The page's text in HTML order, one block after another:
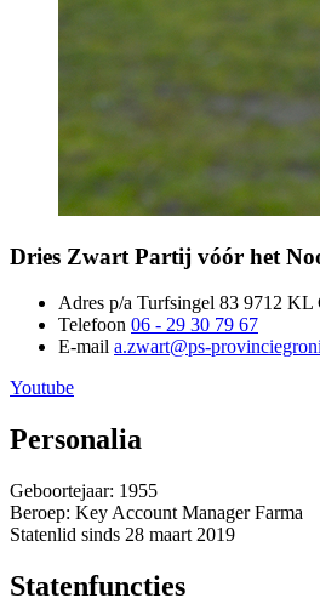
Dries Zwart Partij vóór het
Adres p/a Turfsingel 83 9712 KL
Telefoon 06 - 29 30 79 67
E-mail a.zwart@ps-
Youtube
Personalia
Geboortejaar: 1955
Beroep: Key Account Manager Farma
Statenlid sinds 28 maart 2019
Statenfuncties